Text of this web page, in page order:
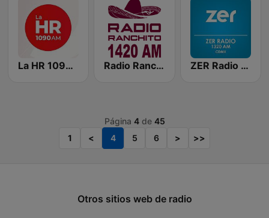
La HR 1090 AM Radio Ranchito Tijuana ZER Radio 1320 AM
Página 4de 45
1
< 4 5 6 > >>
Otros sitios web de radio